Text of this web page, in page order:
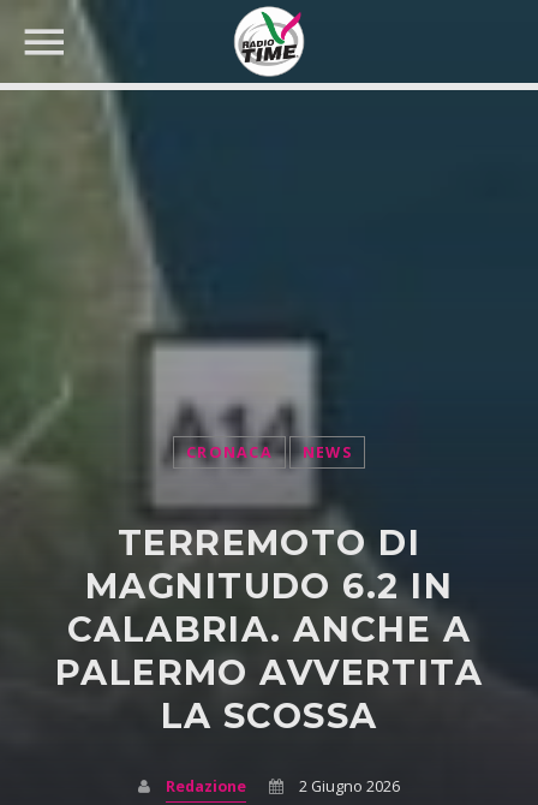
CERCA NEL SITO WEB:
CRONACA NEWS
TERREMOTO DI
MAGNITUDO 6.2 IN
CALABRIA. ANCHE A
PALERMO AVVERTITA
LA SCOSSA
Redazione 2 Giugno 2026